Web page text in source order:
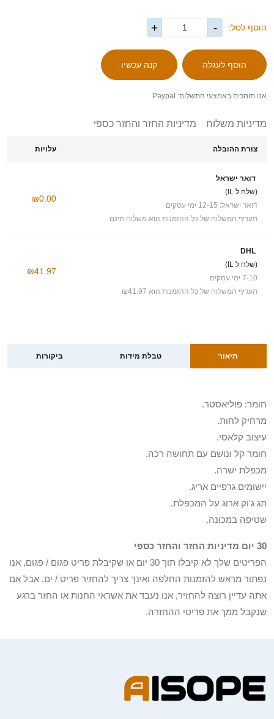
הוסף לסל: -
+
אנו תומכים באמצעי התשלום: Paypal
מדיניות משלוח מדיניות החזר והחזר כספי
צורת ההובלה עלויות
דואר ישראל
(שלח ל IL)
דואר ישראל: 12-15 ימי עסקים
תעריף המשלוח של כל ההזמנות הוא משלוח חינם
₪0.00
DHL
(שלח ל IL)
7-10 ימי עסקים
תעריף המשלוח של כל ההזמנות הוא ₪41.97
₪41.97
תיאור טבלת מידות ביקורות
חומר: פוליאסטר.
מרחיק לחות.
עיצוב קלאסי.
חומר קל ונושם עם תחושה רכה.
מכפלת ישרה.
יישומים גרפיים אריג.
תג ג'וק ארוג על המכפלת.
שטיפה במכונה.
30 יום מדיניות החזר והחזר כספי
הפריטים שלך לא קיבלו תוך 30 יום או שקיבלת פריט פגום / פגום, אנו
נפתור מראש להזמנות החלפה ואינך צריך להחזיר פריט / ים. אבל אם
אתה עדיין רוצה להחזיר, אנו נעבד את אשראי החנות או החזר ברגע
שנקבל ממך את פריטי ההחזרה.